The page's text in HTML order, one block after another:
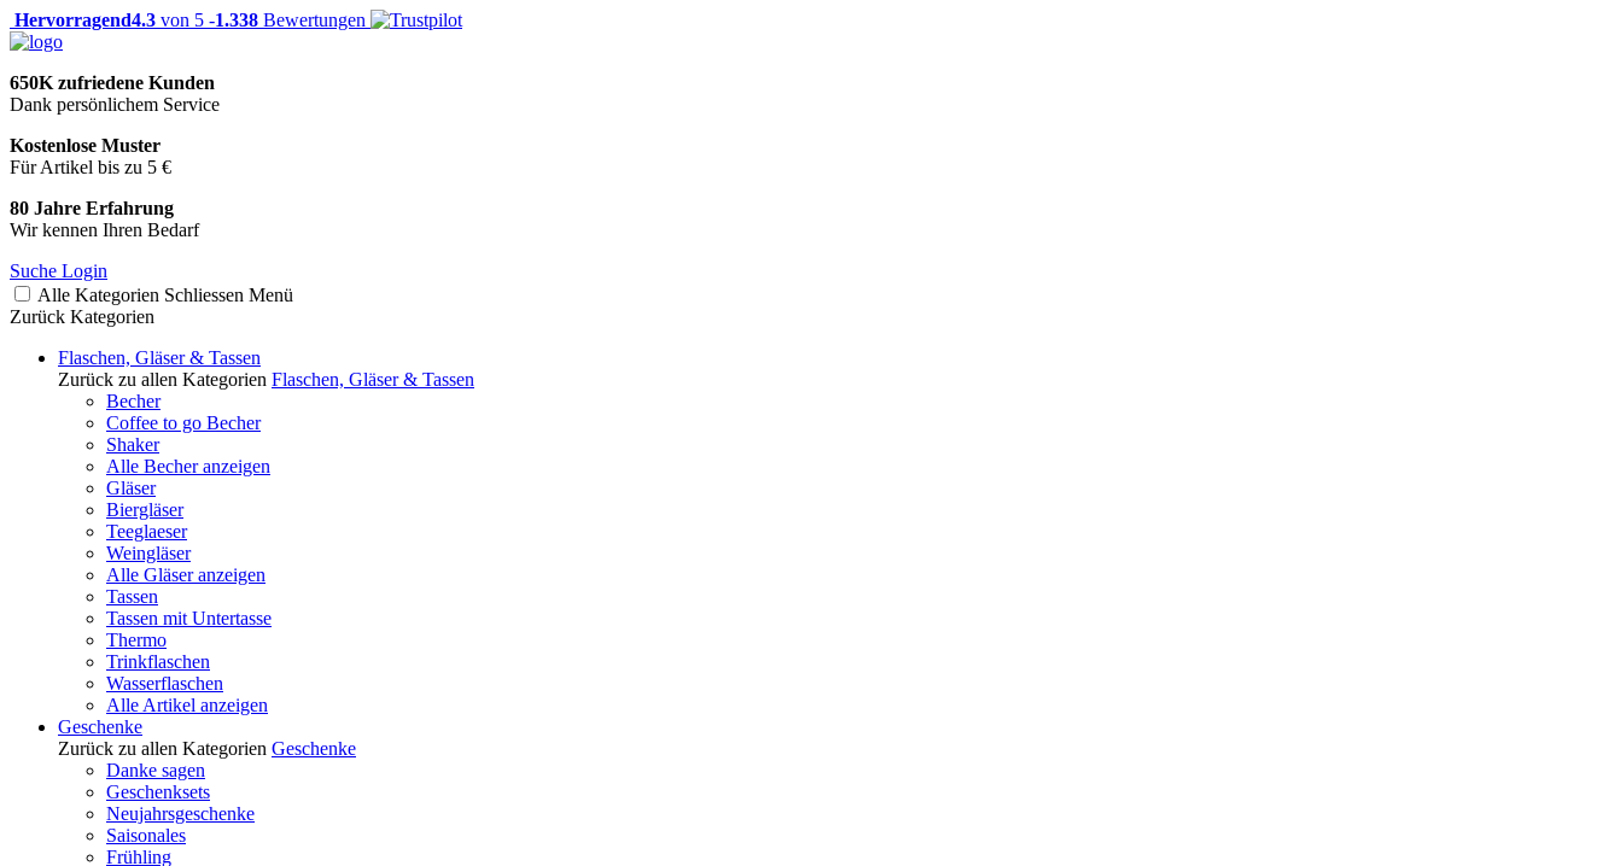
Hervorragend4.3 von 5 -1.338 Bewertungen
650K zufriedene Kunden
Dank persönlichem Service
Kostenlose Muster
Für Artikel bis zu 5 €
80 Jahre Erfahrung
Wir kennen Ihren Bedarf
Suche Login
Alle Kategorien Schliessen Menü
Zurück Kategorien
Flaschen, Gläser & Tassen
Zurück zu allen Kategorien Flaschen, Gläser & Tassen
Becher
Coffee to go Becher
Shaker
Alle Becher anzeigen
Gläser
Biergläser
Teeglaeser
Weingläser
Alle Gläser anzeigen
Tassen
Tassen mit Untertasse
Thermo
Trinkflaschen
Wasserflaschen
Alle Artikel anzeigen
Geschenke
Zurück zu allen Kategorien Geschenke
Danke sagen
Geschenksets
Neujahrsgeschenke
Saisonales
Frühling